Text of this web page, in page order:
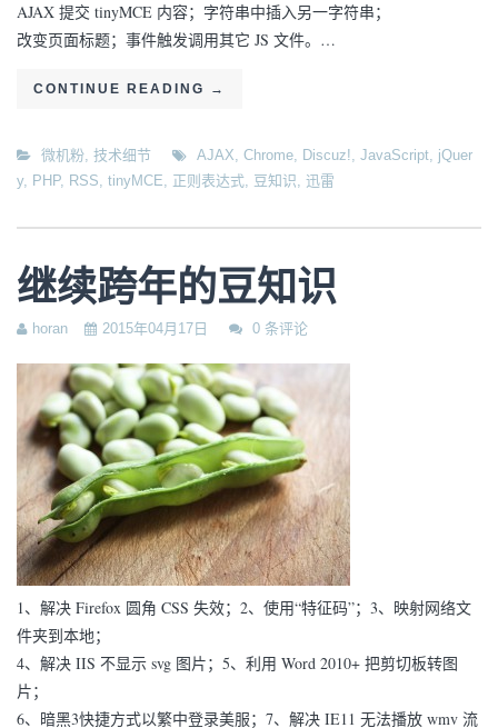
AJAX 提交 tinyMCE 内容；字符串中插入另一字符串；
改变页面标题；事件触发调用其它 JS 文件。…
CONTINUE READING →
微机粉, 技术细节 AJAX, Chrome, Discuz!, JavaScript, jQuer
y, PHP, RSS, tinyMCE, 正则表达式, 豆知识, 迅雷
继续跨年的豆知识
horan 2015年04月17日 0 条评论
1、解决 Firefox 圆角 CSS 失效；2、使用“特征码”；3、映射网络文
件夹到本地；
4、解决 IIS 不显示 svg 图片；5、利用 Word 2010+ 把剪切板转图
片；
6、暗黑3快捷方式以繁中登录美服；7、解决 IE11 无法播放 wmv 流